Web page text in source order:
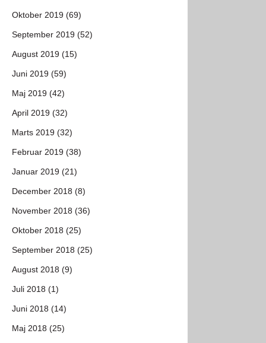
Oktober 2019 (69)
September 2019 (52)
August 2019 (15)
Juni 2019 (59)
Maj 2019 (42)
April 2019 (32)
Marts 2019 (32)
Februar 2019 (38)
Januar 2019 (21)
December 2018 (8)
November 2018 (36)
Oktober 2018 (25)
September 2018 (25)
August 2018 (9)
Juli 2018 (1)
Juni 2018 (14)
Maj 2018 (25)